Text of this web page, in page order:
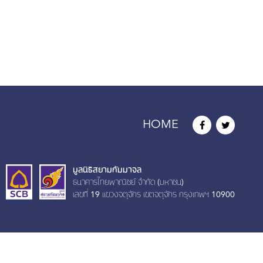
HOME
มูลนิธิสยามกัมมาจล
ธนาคารไทยพาณิชย์ จำกัด (มหาชน)
เลขที่ 19 เเขวงจตุจักร เขตจตุจักร กรุงเทพฯ 10900